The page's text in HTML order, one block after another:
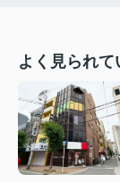
よく見られて